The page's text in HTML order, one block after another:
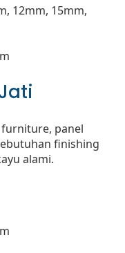
12mm, 15mm,
panel
finishing
alami.